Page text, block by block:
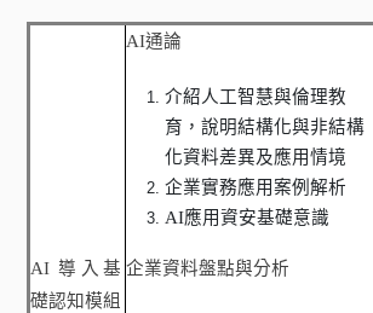
AI導入基
礎認知模組
AI通論
介紹人工智慧與倫理教
育，說明結構化與非結構
化資料差異及應用情境
企業實務應用案例解析
AI應用資安基礎意識
企業資料盤點與分析